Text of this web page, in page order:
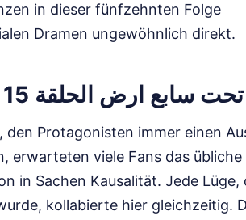
in dieser fünfzehnten Folge
Dramen ungewöhnlich direkt.
Die erzählerische Wucht von تحت سابع ارض الحلقة 15
Protagonisten immer einen
erwarteten viele Fans das übliche
in Sachen Kausalität. Jede Lüge,
kollabierte hier gleichzeitig.